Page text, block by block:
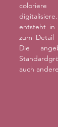
entsteht in
zum Detail
Die
auch